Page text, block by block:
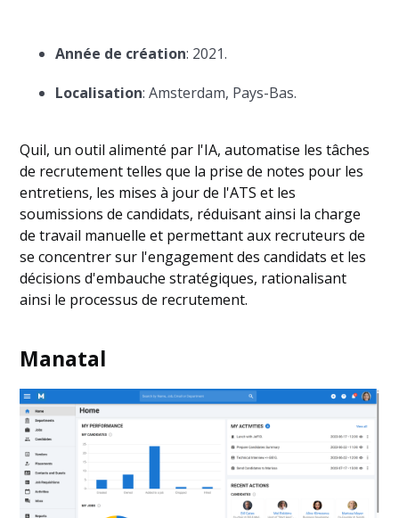
Année de création: 2021.
Localisation: Amsterdam, Pays-Bas.
Quil, un outil alimenté par l'IA, automatise les tâches
de recrutement telles que la prise de notes pour les
entretiens, les mises à jour de l'ATS et les
soumissions de candidats, réduisant ainsi la charge
de travail manuelle et permettant aux recruteurs de
se concentrer sur l'engagement des candidats et les
décisions d'embauche stratégiques, rationalisant
ainsi le processus de recrutement.
Manatal